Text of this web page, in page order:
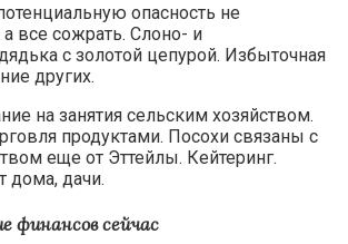
опасность не
все сожрать. Слоно- и
с золотой цепурой. Избыточная
других.
на занятия сельским хозяйством.
продуктами. Посохи связаны с
еще от Эттейлы. Кейтеринг.
дома, дачи.
финансов сейчас